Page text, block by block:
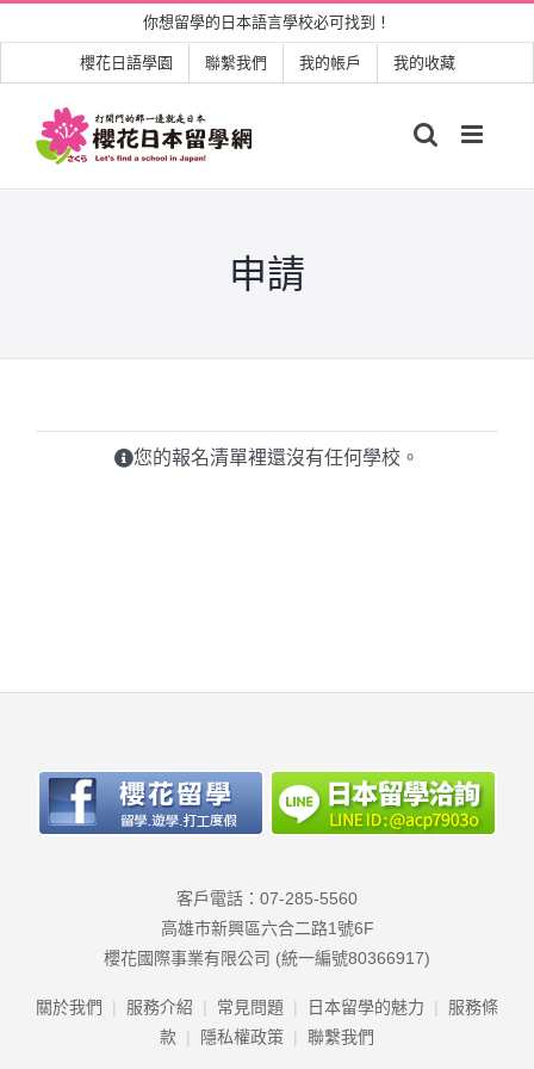
to
content
你想留學的日本語言學校必可找到！
櫻花日語學園 聯繫我們 我的帳戶 我的收藏
申請
您的報名清單裡還沒有任何學校。
客戶電話：07-285-5560
高雄市新興區六合二路1號6F
櫻花國際事業有限公司 (統一編號80366917)
關於我們 服務介紹 常見問題 日本留學的魅力
服務條
款
隱私權政策 聯繫我們